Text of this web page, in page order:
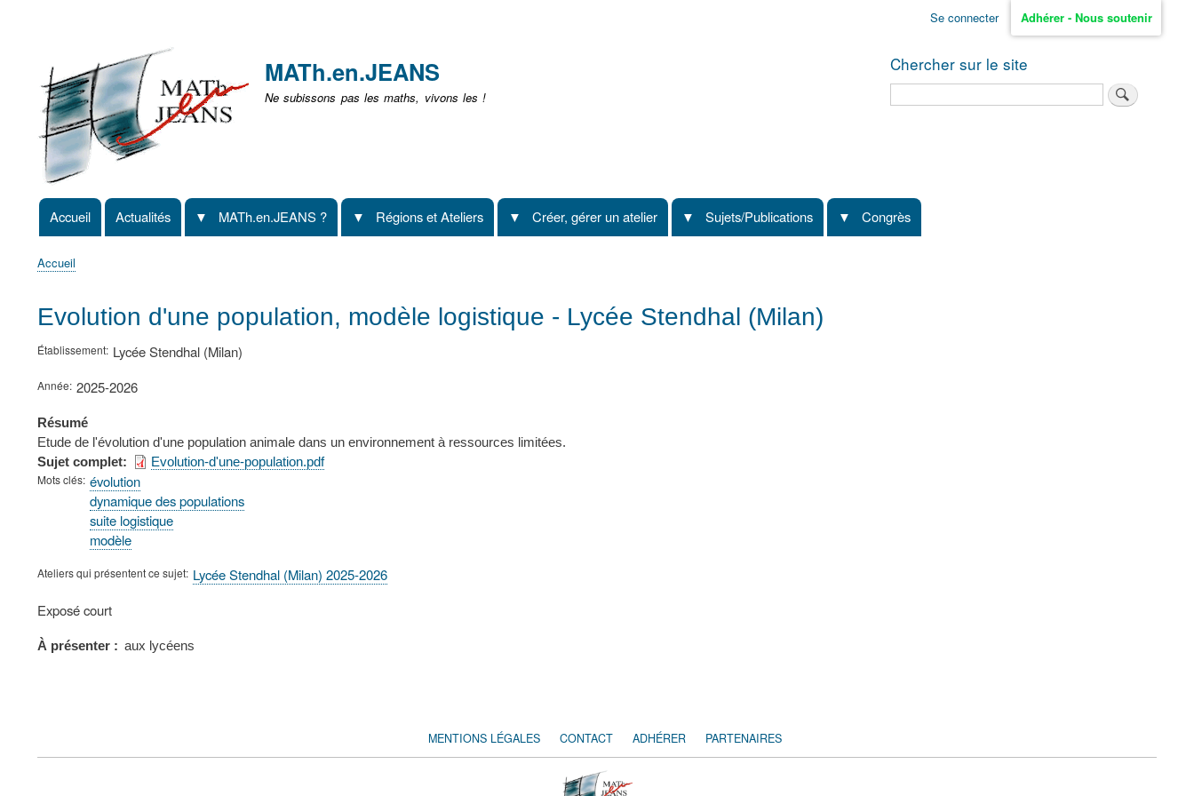
non
identifié
Se connecter Adhérer - Nous soutenir
MATh.en.JEANS
Ne subissons pas les maths, vivons les !
Chercher sur le site
Navigation
principale
Accueil Actualités MATh.en.JEANS ? Régions et Ateliers Créer, gérer un atelier Sujets/Publications Congrès
d'Ariane
Accueil
Evolution d'une population, modèle logistique - Lycée Stendhal (Milan)
Établissement Lycée Stendhal (Milan)
Année 2025-2026
Résumé
Etude de l'évolution d'une population animale dans un environnement à ressources limitées.
Sujet complet
Evolution-d'une-population.pdf
Mots clés évolution
dynamique des populations
suite logistique
modèle
Ateliers qui présentent ce sujet Lycée Stendhal (Milan) 2025-2026
Type
présentation
Exposé court
À présenter aux lycéens
FOOTER
MENTIONS LÉGALES CONTACT ADHÉRER PARTENAIRES